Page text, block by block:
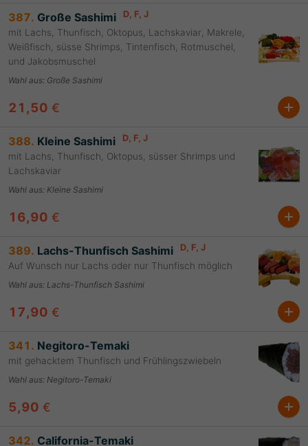
387. Große Sashimi D , F , J
mit Lachs, Thunfisch, Oktopus, Lachskaviar, Makrele,
Weißfisch, süsse Shrimps, Tintenfisch, Rotmuschel,
und Jakobsmuschel
Wahl aus: Große Sashimi
21,50 €
388. Kleine Sashimi D , F , J
mit Lachs, Thunfisch, Oktopus, süsser Shrimps und
Lachskaviar
Wahl aus: Kleine Sashimi
16,90 €
389. Lachs-Thunfisch Sashimi D , F , J
Auf Wunsch nur Lachs oder nur Thunfisch möglich
Wahl aus: Lachs-Thunfisch Sashimi
17,90 €
341. Negitoro-Temaki
mit gehacktem Thunfisch und Frühlingszwiebeln
Wahl aus: Negitoro-Temaki
5,90 €
342. California-Temaki